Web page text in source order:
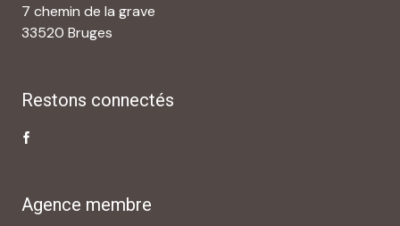
7 chemin de la grave
33520 Bruges
Restons connectés
Agence membre